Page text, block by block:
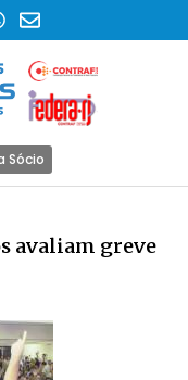
Sócio
avaliam greve